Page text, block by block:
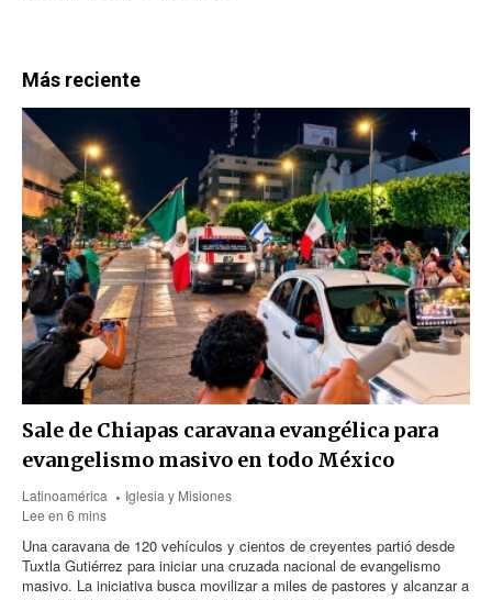
Más reciente
Sale de Chiapas caravana evangélica para
evangelismo masivo en todo México
Latinoamérica
Iglesia y Misiones
Lee en 6 mins
Una caravana de 120 vehículos y cientos de creyentes partió desde
Tuxtla Gutiérrez para iniciar una cruzada nacional de evangelismo
masivo. La iniciativa busca movilizar a miles de pastores y alcanzar a